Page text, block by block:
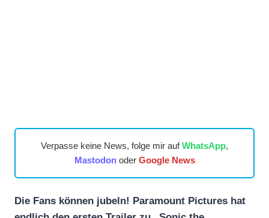
Verpasse keine News, folge mir aufWhatsApp,
Mastodonoder Google News
Die Fans können jubeln! Paramount Pictures hat